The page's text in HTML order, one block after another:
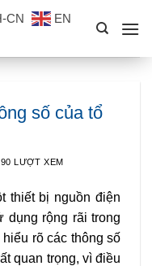
CN
EN
số của tổ
LƯỢT XEM
thiết bị nguồn điện
dụng rộng rãi trong
rõ các thông số
quan trọng, vì điều